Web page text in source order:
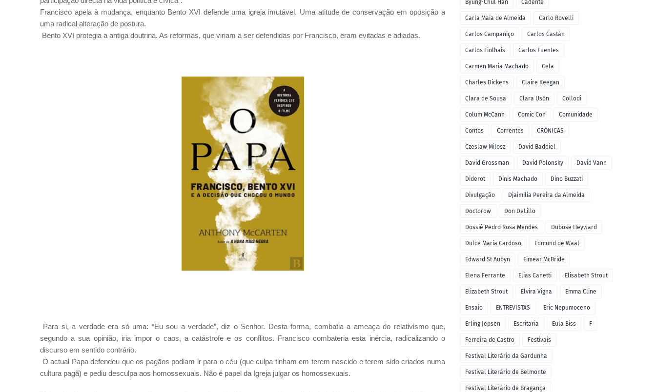
Francisco apela à mudança, enquanto Bento XVI defende uma igreja imutável. Uma atitude de conservação em oposição a
uma radical alteração de postura.
Bento XVI protegia a antiga doutrina. As reformas, que viriam a ser defendidas por Francisco, eram evitadas e adiadas.
Para si, a verdade era só uma: “Eu sou a verdade”, diz o Senhor. Desta forma, combatia a ameaça do relativismo que,
segundo a sua opinião, iria impor o caos, a catástrofe e os conflitos. Francisco combateria esta inércia, radicalizando o
discurso em sentido contrário.
O actual Papa defendeu que os pagãos podiam ir para o céu (que culpa tinham em terem nascido e terem sido criados numa
cultura pagã) e pediu desculpa aos homossexuais. Não é papel da Igreja julgar os homossexuais.
Byung-Chul Han Cadente
Carla Maia de Almeida Carlo Rovelli
Carlos Campaniço Carlos Castán
Carlos Fiolhais Carlos Fuentes
Carmen Maria Machado Cela
Charles Dickens Claire Keegan
Clara de Sousa Clara Usón Collodi
Colum McCann Comic Con Comunidade
Contos Correntes CRÓNICAS
Czeslaw Milosz David Baddiel
David Grossman David Polonsky David Vann
Diderot Dinis Machado Dino Buzzati
Divulgação Djaimilia Pereira da Almeida
Doctorow Don DeLillo
Dossiê Pedro Rosa Mendes Dubose Heyward
Dulce Maria Cardoso Edmund de Waal
Edward St Aubyn Eimear McBride
Elena Ferrante Elias Canetti Elisabeth Strout
Elizabeth Strout Elvira Vigna Emma Cline
Ensaio ENTREVISTAS Eric Nepumoceno
Erling Jepsen Escritaria Eula Biss F
Ferreira de Castro Festivais
Festival Literário da Gardunha
Festival Literário de Belmonte
Festival Literário de Bragança